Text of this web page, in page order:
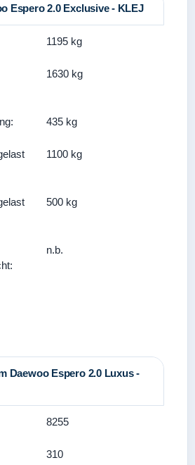
Espero 2.0 Exclusive - KLEJ
1195 kg
1630 kg
435 kg
1100 kg
500 kg
n.b.
Daewoo Espero 2.0 Luxus -
8255
310